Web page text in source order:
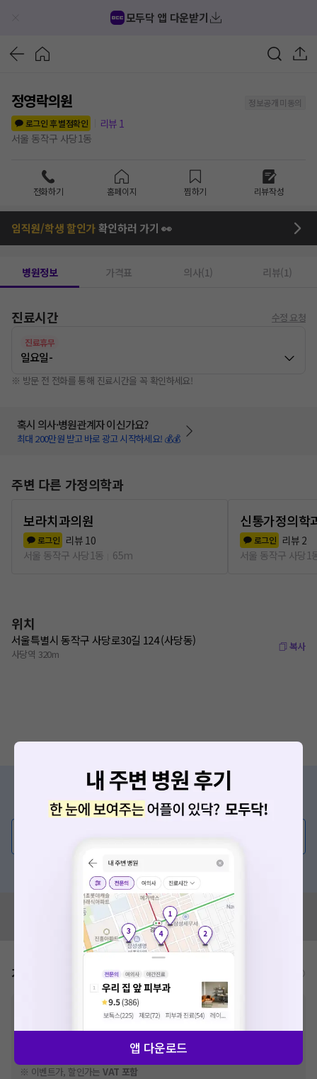
모두닥 앱 다운받기
정영락의원
정보공개 미동의
로그인 후 별점확인
리뷰 1
서울 동작구 사당1동
전화하기 홈페이지 찜하기 리뷰작성
임직원/학생 할인가확인하러 가기 👀
병원정보 가격표 의사(1) 리뷰(1)
진료시간 수정 요청
진료휴무
일요일-
※ 방문 전 전화를 통해 진료시간을 꼭 확인하세요!
혹시 의사·병원관계자 이신가요?
최대 200만원 받고 바로 광고 시작하세요! 💰💰
주변 다른 가정의학과
보라치과의원
로그인 리뷰 10
서울 동작구 사당1동
65m
신통가정의학
로그인 리뷰 2
서울 동작구 사당1
위치
서울특별시 동작구 사당로30길 124 (사당동)
사당역 320m
복사
증상/치료, 궁금한 점이 있나요?
의사가 직접 답해드려요!
혹은, 의료상담 서비스에 다양한 게시글 보러가기
혹시 잘못된 병원정보가 있나요?
모두닥 팀에 알려주세요!
가격표
비급여 항목의 경우,추가비용 등으로 실제 가격과 상이할 수 있으니, 정확
한 가격은 해당 의료기관에 직접 문의해주세요.
※급여 항목의 경우,건강보험심사평가원에 고지되어 있는 급여 진료 기준 가
격입니다. (진료와 연관된 복합적인 비용이 추가되어, 병원마다 금액이 다르게
산정될 수 있는 점 참고 바랍니다.)
※ 이벤트가, 할인가는VAT 포함
앱 다운로드